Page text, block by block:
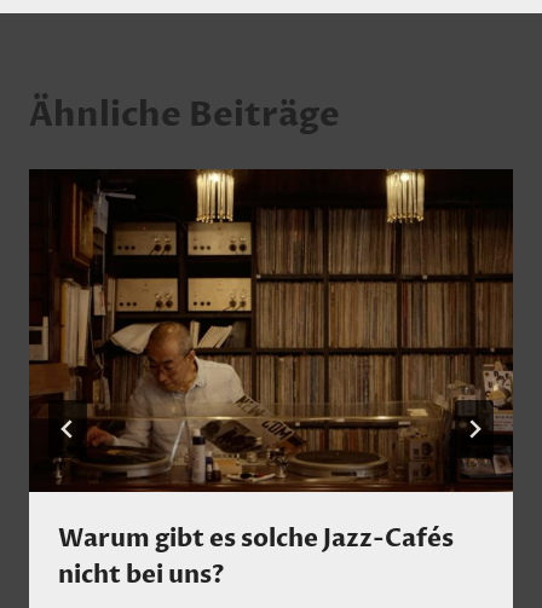
Ähnliche Beiträge
Warum gibt es solche Jazz-Cafés
nicht bei uns?